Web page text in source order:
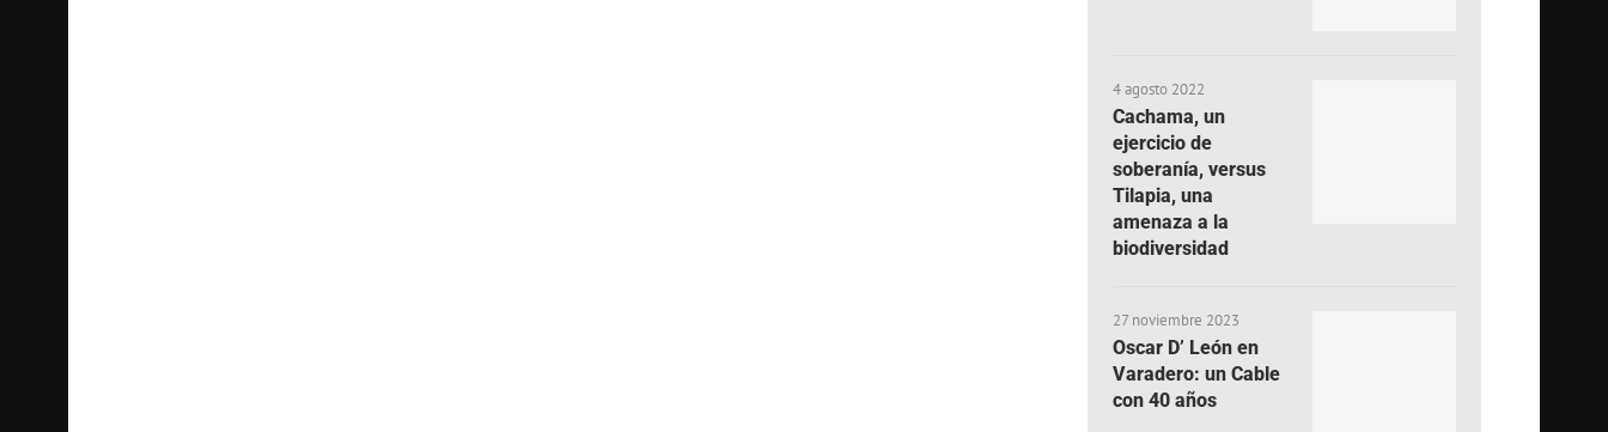
4 agosto 2022
Cachama, un
ejercicio de
soberanía, versus
Tilapia, una
amenaza a la
biodiversidad
27 noviembre 2023
Oscar D’ León en
Varadero: un Cable
con 40 años